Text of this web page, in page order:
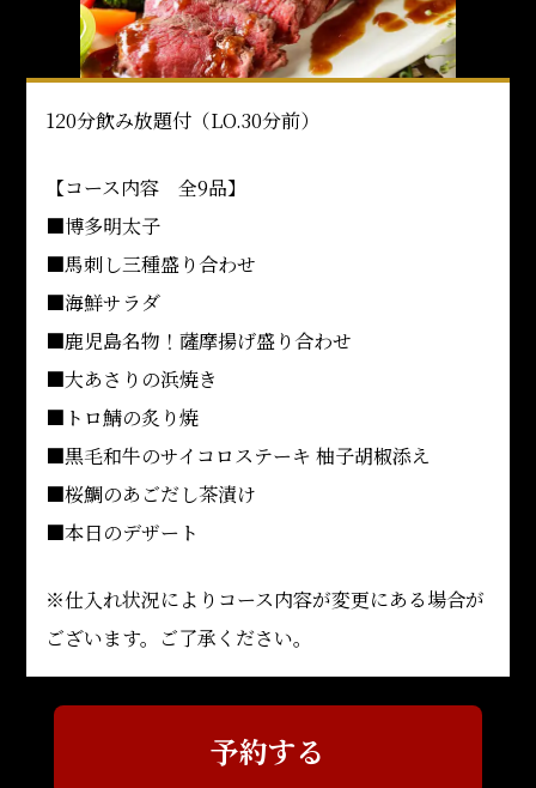
120分飲み放題付（LO.30分前）
【コース内容 全9品】
■博多明太子
■馬刺し三種盛り合わせ
■海鮮サラダ
■鹿児島名物！薩摩揚げ盛り合わせ
■大あさりの浜焼き
■トロ鯖の炙り焼
■黒毛和牛のサイコロステーキ 柚子胡椒添え
■桜鯛のあごだし茶漬け
■本日のデザート
※仕入れ状況によりコース内容が変更にある場合が
ございます。ご了承ください。
予約する